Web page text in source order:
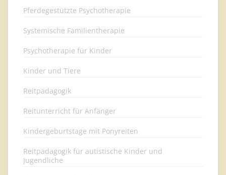
Pferdegestützte Psychotherapie
Systemische Familientherapie
Psychotherapie für Kinder
Kinder und Tiere
Reitpädagogik
Reitunterricht für Anfänger
Kindergeburtstage mit Ponyreiten
Reitpädagogik für autistische Kinder und
Jugendliche